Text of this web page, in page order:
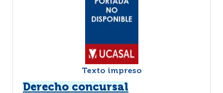
Texto impreso
Derecho concursal